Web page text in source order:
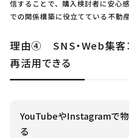
信することで、購入検討者に安心
での関係構築に役立てている不動
理由④ SNS・Web集客
再活用できる
YouTubeやInstagramで
る